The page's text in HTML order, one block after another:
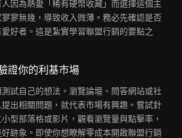
因為熱愛「稀有硬幣收藏」而選擇這個主
寥無幾，導致收入微薄。務必先確認是否
好者。這是紮實學習聯盟行銷的要點之
證你的利基市場
試自己的想法。瀏覽論壇、問答網站或社
出相關問題，就代表市場有興趣。嘗試針
型部落格或影片，觀看瀏覽量與點擊率，
跡象。即使你想瞭解零成本開啟聯盟行銷